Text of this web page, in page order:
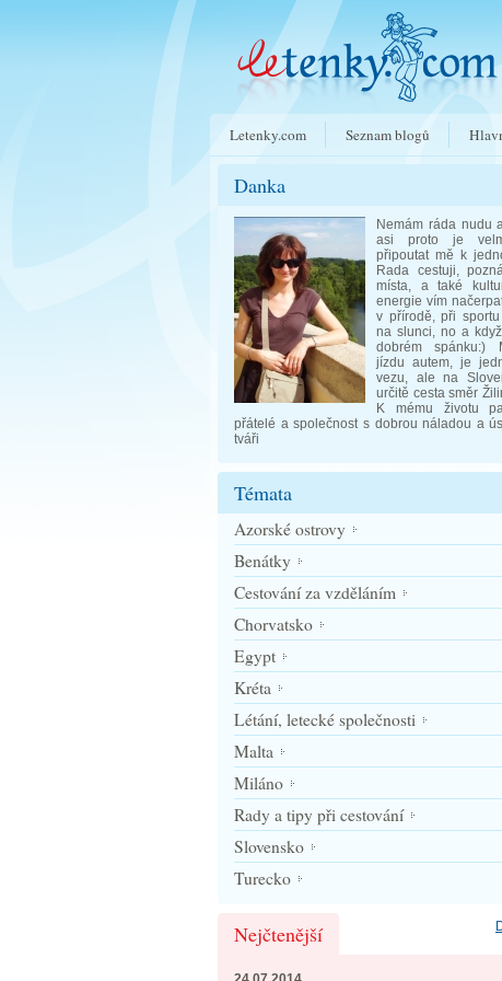
Letenky.com Seznam blogů
Danka
Nemám ráda nudu
asi proto je
připoutat mě k
Rada cestuji,
místa, a také
energie vím
v přírodě, při
na slunci, no a
dobrém spánku:)
jízdu autem, je
vezu, ale na
určitě cesta směr
K mému životu
přátelé a společnost s dobrou náladou a
tváři
Témata
Azorské ostrovy
Benátky
Cestování za vzděláním
Chorvatsko
Egypt
Kréta
Létání, letecké společnosti
Malta
Miláno
Rady a tipy při cestování
Slovensko
Turecko
Nejčtenější